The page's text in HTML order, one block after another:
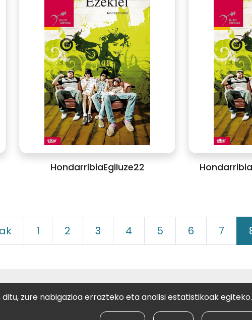
HondarribiaEgiluze22
1 2 3 4 5 6 7
· 20013 Donostia
zure nabigazioa errazteko eta analisi estatistikoak